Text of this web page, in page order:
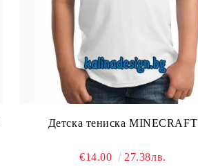
Детска тениска MINECRAFT
€14.00 27.38лв.